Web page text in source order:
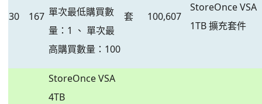
30 167 單次最低購買數
量：1 、 單次最
高購買數量：100
套 100,607
StoreOnce VSA
1TB 擴充套件
StoreOnce VSA
4TB